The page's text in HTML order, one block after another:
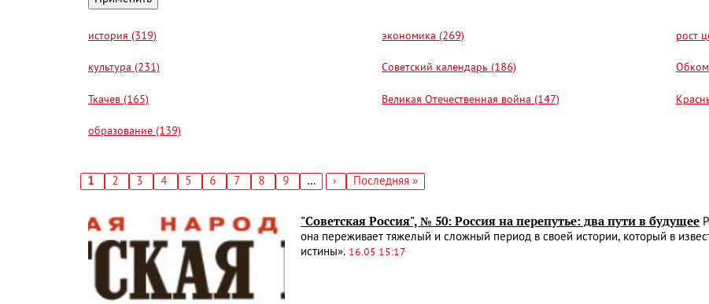
история (319) экономика (269) рост
культура (231) Советский календарь (186)
Ткачев (165) Великая Отечественная война (147)
образование (139)
Текущая
1 Страница
2 Страница
3 Страница
4 Страница
5 Страница
6 Страница
7 Страница
8 Страница
9 …
Следующая
›
Последняя
Последняя »
"Советская Россия", № 50: Россия на перепутье: два пути в будущее
она переживает тяжелый и сложный период в своей истории, который в
истины». 16.05 15:17